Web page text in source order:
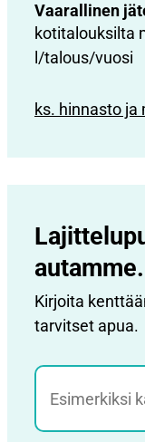
Vaarallinen
kotitalouksilta
l/talous/vuosi
ks. hinnasto ja
autamme.
Kirjoita
tarvitset apua.
Jätehaku